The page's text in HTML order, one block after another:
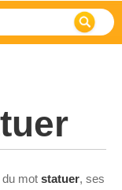
mot statuer, ses